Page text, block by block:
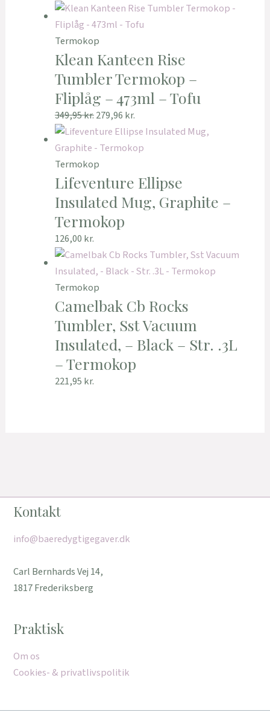
Termokop
Klean Kanteen Rise
Tumbler Termokop –
Fliplåg – 473ml – Tofu
349,95kr.279,96 kr.
Termokop
Lifeventure Ellipse
Insulated Mug, Graphite –
Termokop
126,00 kr.
Termokop
Camelbak Cb Rocks
Tumbler, Sst Vacuum
Insulated, – Black – Str. .3L
– Termokop
221,95 kr.
Kontakt
info@baeredygtigegaver.dk
Carl Bernhards Vej 14,
1817 Frederiksberg
Praktisk
Om os
Cookies- & privatlivspolitik